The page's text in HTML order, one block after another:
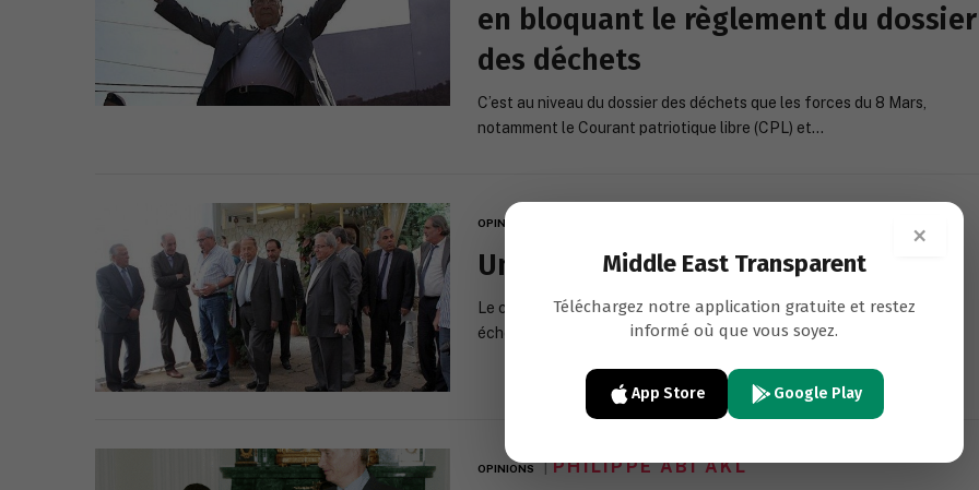
en bloquant le règlement du dossier
des déchets
C’est au niveau du dossier des déchets que les forces du 8 Mars,
notamment le Courant patriotique libre (CPL) et…
OPINIONS
Un « compromis » sans unanimité
Le compromis sur la question des nominations s’est heurté à un
écheveau complexe qui met fin à ses chances d’aboutir,…
OPINIONS PHILIPPE ABI AKL
×
Middle East Transparent
Téléchargez notre application gratuite et restez
informé où que vous soyez.
App Store Google Play